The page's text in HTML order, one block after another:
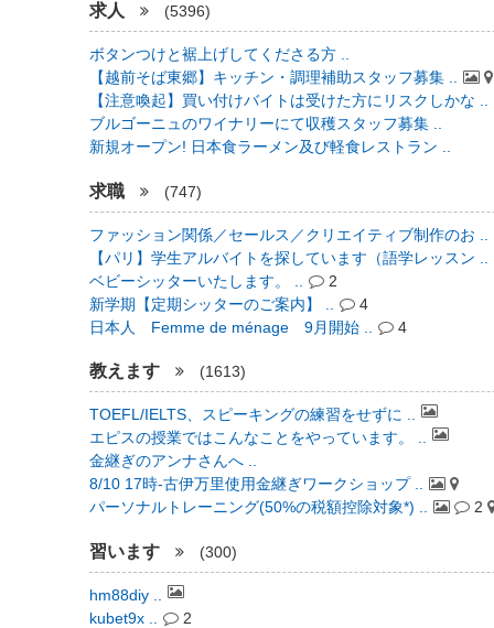
求人 (5396)
ボタンつけと裾上げしてくださる方 ..
【越前そば東郷】キッチン・調理補助スタッフ募集 ..
【注意喚起】買い付けバイトは受けた方にリスクしかな ..
ブルゴーニュのワイナリーにて収穫スタッフ募集 ..
新規オープン! 日本食ラーメン及び軽食レストラン ..
求職 (747)
ファッション関係／セールス／クリエイティブ制作のお ..
【パリ】学生アルバイトを探しています（語学レッスン ..
ベビーシッターいたします。 ..
2
新学期【定期シッターのご案内】 ..
4
日本人 Femme de ménage 9月開始 ..
4
教えます (1613)
TOEFL/IELTS、スピーキングの練習をせずに ..
エピスの授業ではこんなことをやっています。 ..
金継ぎのアンナさんへ ..
8/10 17時-古伊万里使用金継ぎワークショップ ..
パーソナルトレーニング(50%の税額控除対象*) ..
2
習います (300)
hm88diy ..
kubet9x ..
2